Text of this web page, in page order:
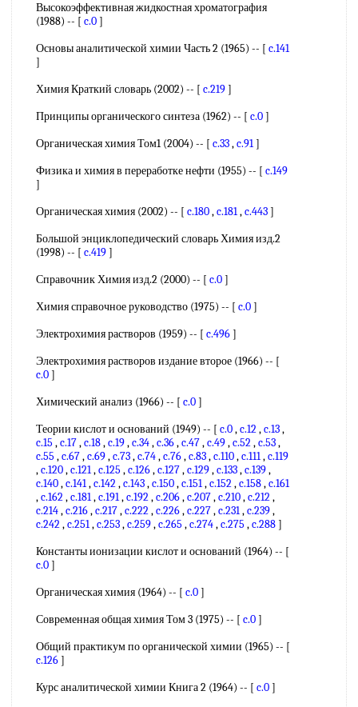
Высокоэффективная жидкостная хроматография
(1988) -- [ c.0]
Основы аналитической химии Часть 2 (1965) -- [ c.141
]
Химия Краткий словарь (2002) -- [ c.219]
Принципы органического синтеза (1962) -- [ c.0]
Органическая химия Том1 (2004) -- [ c.33,c.91]
Физика и химия в переработке нефти (1955) -- [ c.149
]
Органическая химия (2002) -- [ c.180,c.181,c.443]
Большой энциклопедический словарь Химия изд.2
(1998) -- [ c.419]
Справочник Химия изд.2 (2000) -- [ c.0]
Химия справочное руководство (1975) -- [ c.0]
Электрохимия растворов (1959) -- [ c.496]
Электрохимия растворов издание второе (1966) -- [
c.0]
Химический анализ (1966) -- [ c.0]
Теории кислот и оснований (1949) -- [ c.0,c.12,c.13,
c.15 ,c.17,c.18,c.19,c.34,c.36,c.47,c.49,c.52,c.53,
c.55 ,c.67,c.69,c.73,c.74,c.76,c.83,c.110,c.111,c.119
,c.120,c.121,c.125 ,c.126,c.127,c.129,c.133,c.139,
c.140,c.141,c.142,c.143,c.150,c.151,c.152,c.158,c.161
,c.162,c.181,c.191,c.192,c.206,c.207,c.210,c.212,
c.214,c.216,c.217,c.222,c.226,c.227,c.231,c.239,
c.242,c.251,c.253,c.259,c.265 ,c.274,c.275 ,c.288]
Константы ионизации кислот и оснований (1964) -- [
c.0]
Органическая химия (1964) -- [ c.0]
Современная общая химия Том 3 (1975) -- [ c.0]
Общий практикум по органической химии (1965) -- [
c.126]
Курс аналитической химии Книга 2 (1964) -- [ c.0]